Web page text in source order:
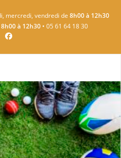
mercredi, vendredi de 8h00 à 12h30
8h00 à 12h30 • 05 61 64 18 30